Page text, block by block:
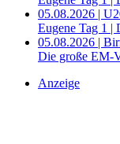
05.08.2026 |
Eugene Tag 1 |
05.08.2026 |
Die große EM-
Anzeige